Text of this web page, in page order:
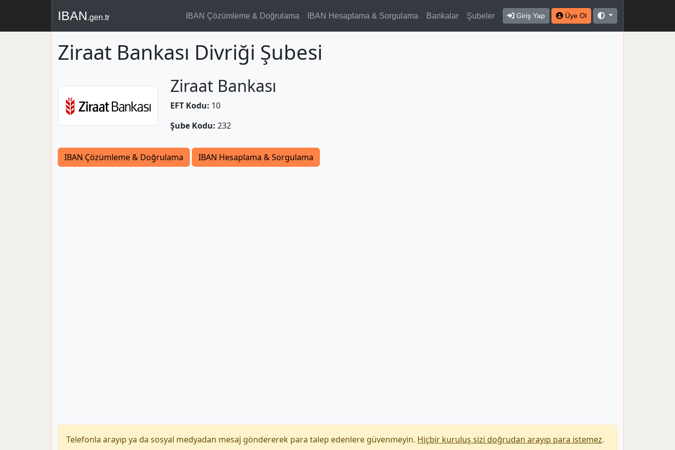
IBAN.gen.tr IBAN Çözümleme & Doğrulama IBAN Hesaplama & Sorgulama Bankalar Şubeler Giriş Yap Üye Ol
Ziraat Bankası Divriği Şubesi
Ziraat Bankası
EFT Kodu: 10
Şube Kodu: 232
IBAN Çözümleme & Doğrulama IBAN Hesaplama & Sorgulama
Telefonla arayıp ya da sosyal medyadan mesaj göndererek para talep edenlere güvenmeyin. Hiçbir kuruluş sizi doğrudan arayıp para istemez.